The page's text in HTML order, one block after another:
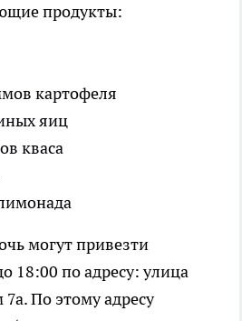
продукты:
картофеля
яиц
кваса
могут привезти
18:00 по адресу: улица
По этому адресу